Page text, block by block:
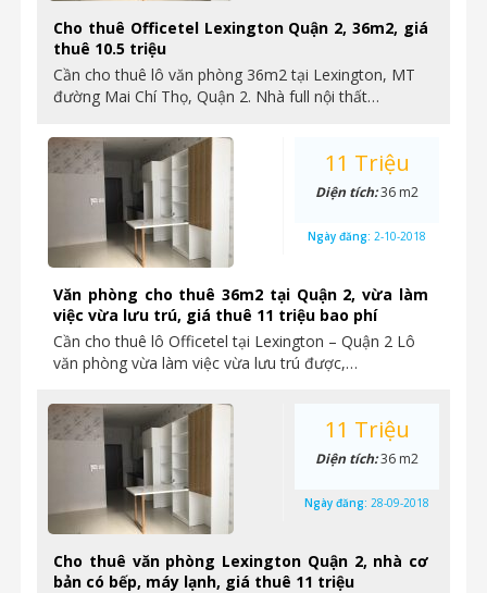
Cho thuê Officetel Lexington Quận 2, 36m2, giá
thuê 10.5 triệu
Cần cho thuê lô văn phòng 36m2 tại Lexington, MT
đường Mai Chí Thọ, Quận 2. Nhà full nội thất…
Văn phòng cho thuê 36m2 tại Quận 2, vừa làm
việc vừa lưu trú, giá thuê 11 triệu bao phí
Cần cho thuê lô Officetel tại Lexington – Quận 2 Lô
văn phòng vừa làm việc vừa lưu trú được,…
11 Triệu
Diện tích:36 m2
Ngày đăng: 2-10-2018
Cho thuê văn phòng Lexington Quận 2, nhà cơ
bản có bếp, máy lạnh, giá thuê 11 triệu
11 Triệu
Diện tích:36 m2
Ngày đăng: 28-09-2018